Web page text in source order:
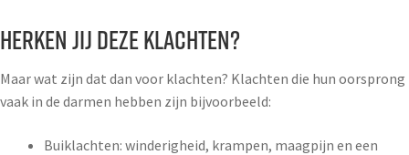
Herken jij deze klachten?
Maar wat zijn dat dan voor klachten? Klachten die hun oorsprong
vaak in de darmen hebben zijn bijvoorbeeld:
Buiklachten: winderigheid, krampen, maagpijn en een